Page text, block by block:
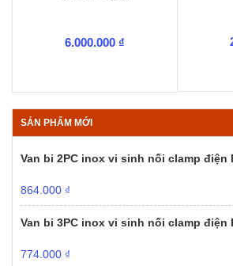
6.000.000 ₫
SẢN PHẨM MỚI
Van bi 2PC inox vi sinh nối clamp điện
864.000 ₫
Van bi 3PC inox vi sinh nối clamp điện
774.000 ₫